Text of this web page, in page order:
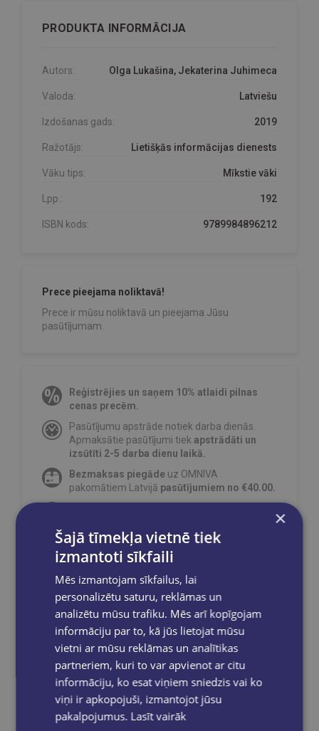
PRODUKTA INFORMĀCIJA
Autors: Olga Lukašina, Jekaterina Juhimeca
Valoda: Latviešu
Izdošanas gads: 2019
Ražotājs: Lietišķās informācijas dienests
Vāku tips: Mīkstie vāki
Lpp.: 192
ISBN kods: 9789984896212
Prece pieejama noliktavā!
Prece ir mūsu noliktavā un pieejama Jūsu
pasūtījumam.
Reģistrējies un saņem 10% atlaidi pilnas
cenas precēm.
Pasūtījumu apstrāde notiek darba dienās.
Apmaksātie pasūtījumi tiek apstrādāti un
izsūtīti 2-5 darba dienu laikā.
Bezmaksas piegāde uz OMNIVA
pakomātiem Latvijā pasūtījumiem no €40.00.
pasūtījums būs gatavs saņemšanai, saņemsi
e-pastu un/ vai SMS.
×
Šajā tīmekļa vietnē tiek
izmantoti sīkfaili
Mēs izmantojam sīkfailus, lai
personalizētu saturu, reklāmas un
analizētu mūsu trafiku. Mēs arī kopīgojam
informāciju par to, kā jūs lietojat mūsu
vietni ar mūsu reklāmas un analītikas
partneriem, kuri to var apvienot ar citu
informāciju, ko esat viņiem sniedzis vai ko
viņi ir apkopojuši, izmantojot jūsu
pakalpojumus. Lasīt vairāk